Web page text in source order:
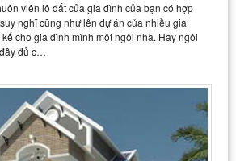
viên lô đất của gia đình của bạn có hợp
nghĩ cũng như lên dự án của nhiều gia
cho gia đình mình một ngôi nhà. Hay ngôi
đủ c…